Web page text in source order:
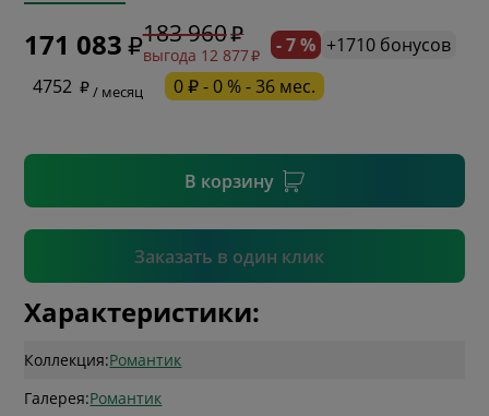
171 083 183 960
выгода 12 877 - 7 % +1710 бонусов
4752
/ месяц 0 ₽ - 0 % - 36 мес.
В корзину
Заказать в один клик
* необязательное поле
Подтвердить
Характеристики:
Коллекция:Романтик
Галерея:Романтик